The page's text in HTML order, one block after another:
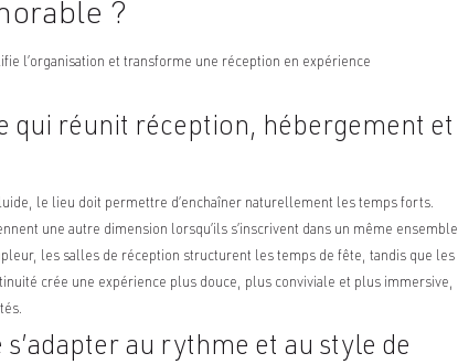
?
l’organisation et transforme une réception en expérience
qui réunit réception, hébergement et
le lieu doit permettre d’enchaîner naturellement les temps forts.
une autre dimension lorsqu’ils s’inscrivent dans un même ensemble
les salles de réception structurent les temps de fête, tandis que les
crée une expérience plus douce, plus conviviale et plus immersive,
au rythme et au style de